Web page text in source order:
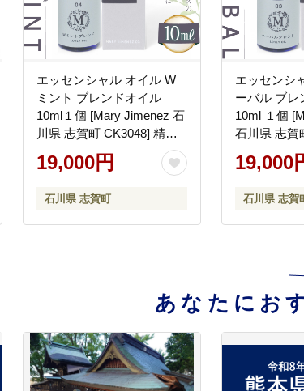
エッセンシャル オイル W
ミント ブレンドオイル
10ml１個 [Mary Jimenez 石
川県 志賀町 CK3048] 精油
アロマ ブレンド ペパーミ
ント スペアミント
19,000円
石川県 志賀町
エッセンシ
ーバル ブレ
10ml １個
石川県 志賀
油 アロマ
シュハーブ
19,000
石川県 志賀
あなたにお